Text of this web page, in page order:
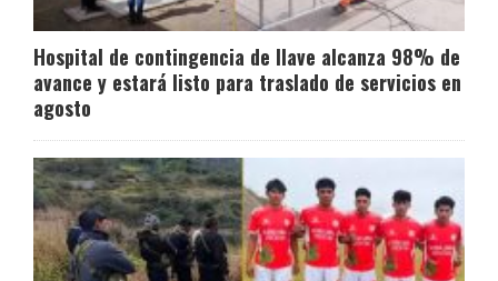
Hospital de contingencia de Ilave alcanza 98% de
avance y estará listo para traslado de servicios en
agosto